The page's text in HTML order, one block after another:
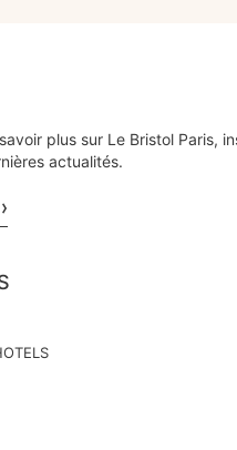
plus sur Le Bristol Paris,
actualités.